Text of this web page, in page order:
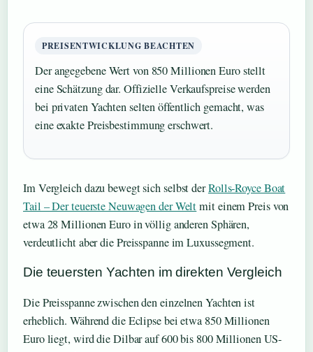
PREISENTWICKLUNG BEACHTEN
Der angegebene Wert von 850 Millionen Euro stellt
eine Schätzung dar. Offizielle Verkaufspreise werden
bei privaten Yachten selten öffentlich gemacht, was
eine exakte Preisbestimmung erschwert.
Im Vergleich dazu bewegt sich selbst derRolls-Royce Boat
Tail – Der teuerste Neuwagen der Weltmit einem Preis von
etwa 28 Millionen Euro in völlig anderen Sphären,
verdeutlicht aber die Preisspanne im Luxussegment.
Die teuersten Yachten im direkten Vergleich
Die Preisspanne zwischen den einzelnen Yachten ist
erheblich. Während die Eclipse bei etwa 850 Millionen
Euro liegt, wird die Dilbar auf 600 bis 800 Millionen US-